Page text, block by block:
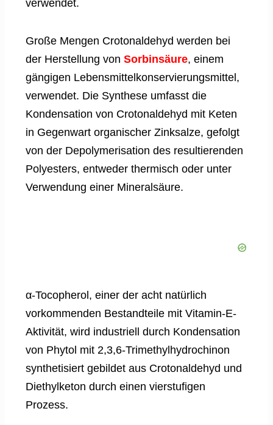
verwendet.
Große Mengen Crotonaldehyd werden bei
der Herstellung von Sorbinsäure, einem
gängigen Lebensmittelkonservierungsmittel,
verwendet. Die Synthese umfasst die
Kondensation von Crotonaldehyd mit Keten
in Gegenwart organischer Zinksalze, gefolgt
von der Depolymerisation des resultierenden
Polyesters, entweder thermisch oder unter
Verwendung einer Mineralsäure.
α-Tocopherol, einer der acht natürlich
vorkommenden Bestandteile mit Vitamin-E-
Aktivität, wird industriell durch Kondensation
von Phytol mit 2,3,6-Trimethylhydrochinon
synthetisiert gebildet aus Crotonaldehyd und
Diethylketon durch einen vierstufigen
Prozess.